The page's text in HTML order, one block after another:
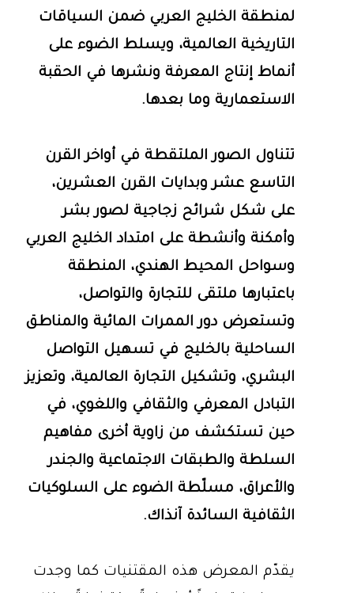
لمنطقة الخليج العربي ضمن السياقات
التاريخية العالمية، ويسلط الضوء على
أنماط إنتاج المعرفة ونشرها في الحقبة
الاستعمارية وما بعدها.
تتناول الصور الملتقطة في أواخر القرن
التاسع عشر وبدايات القرن العشرين،
على شكل شرائح زجاجية لصور بشر
وأمكنة وأنشطة على امتداد الخليج العربي
وسواحل المحيط الهندي، المنطقة
باعتبارها ملتقى للتجارة والتواصل،
وتستعرض دور الممرات المائية والمناطق
الساحلية بالخليج في تسهيل التواصل
البشري، وتشكيل التجارة العالمية، وتعزيز
التبادل المعرفي والثقافي واللغوي، في
حين تستكشف من زاوية أخرى مفاهيم
السلطة والطبقات الاجتماعية والجندر
والأعراق، مسلّطة الضوء على السلوكيات
الثقافية السائدة آنذاك.
يقدّم المعرض هذه المقتنيات كما وجدت